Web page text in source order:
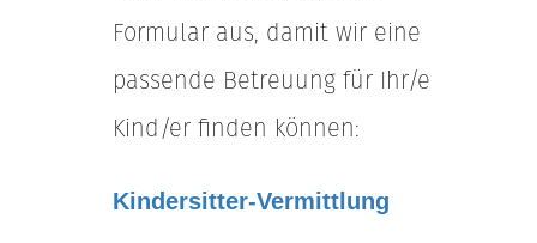
Formular aus, damit wir eine
passende Betreuung für Ihr/e
Kind/er finden können:
Kindersitter-Vermittlung